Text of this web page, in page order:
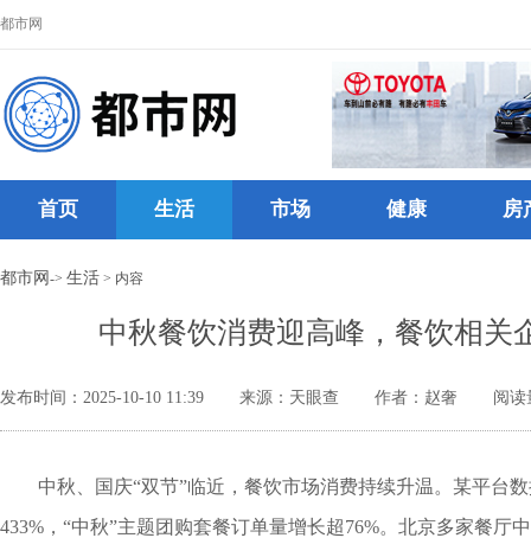
都市网
首页 生活 市场 健康 房
都市网 -> 生活 > 内容
中秋餐饮消费迎高峰，餐饮相关
发布时间：2025-10-10 11:39 来源：天眼查 作者：赵奢 阅
中秋、国庆“双节”临近，餐饮市场消费持续升温。某平台
433%，“中秋”主题团购套餐订单量增长超76%。北京多家餐厅